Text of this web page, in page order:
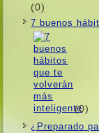
(0)
7 buenos
(0)
¿Preparado